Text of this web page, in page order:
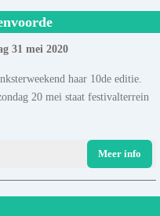
31 mei 2020
haar 10de editie.
20 mei staat festivalterrein
Meer info